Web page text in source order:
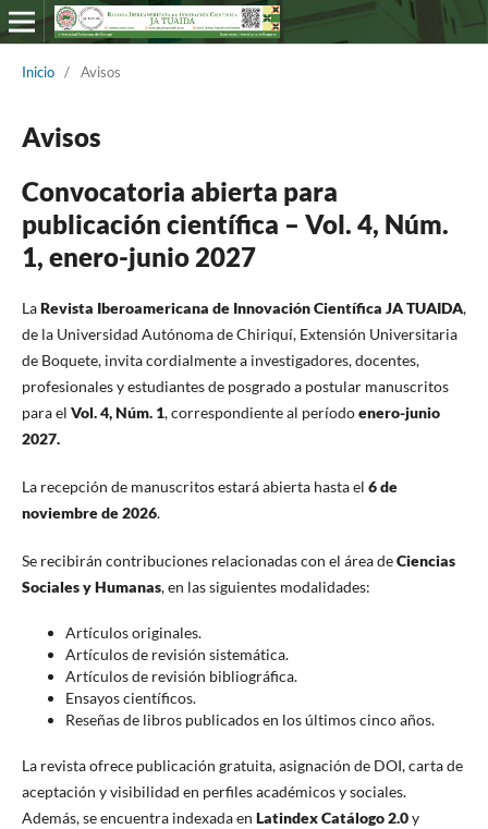
Inicio / Avisos
Avisos
Convocatoria abierta para
publicación científica – Vol. 4, Núm.
1, enero-junio 2027
LaRevista Iberoamericana de Innovación Científica JA TUAIDA,
de la Universidad Autónoma de Chiriquí, Extensión Universitaria
de Boquete, invita cordialmente a investigadores, docentes,
profesionales y estudiantes de posgrado a postular manuscritos
para el Vol. 4, Núm. 1, correspondiente al períodoenero-junio
2027.
La recepción de manuscritos estará abierta hasta el 6 de
noviembre de 2026.
Se recibirán contribuciones relacionadas con el área deCiencias
Sociales y Humanas, en las siguientes modalidades:
Artículos originales.
Artículos de revisión sistemática.
Artículos de revisión bibliográfica.
Ensayos científicos.
Reseñas de libros publicados en los últimos cinco años.
La revista ofrece publicación gratuita, asignación de DOI, carta de
aceptación y visibilidad en perfiles académicos y sociales.
Además, se encuentra indexada en Latindex Catálogo 2.0y